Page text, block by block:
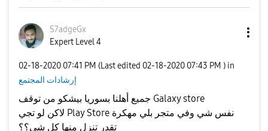
S7adgeGx
Expert Level 4
‎02-18-2020 07:41 PM (Last edited ‎02-18-2020 07:43 PM ) in
إرشادات المجتمع
جميع أهلنا بسوريا بيشكو من توقف Galaxy store
لاكن لو تجي Play Store نفس شي وفي متجر بلي مهكرة
تقدر تنزل منها كل شي؟؟